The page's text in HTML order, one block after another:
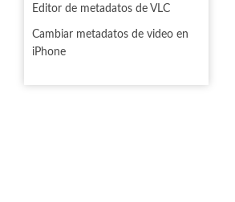
Editor de metadatos de VLC
Cambiar metadatos de video en
iPhone